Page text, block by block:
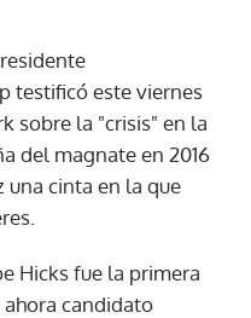
testificó este viernes
sobre la "crisis" en la
del magnate en 2016
una cinta en la que
Hicks fue la primera
candidato